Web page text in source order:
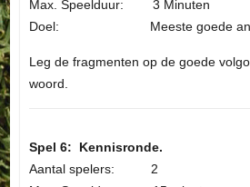
Max. Speelduur: 3 Minuten
Doel: Meeste goede
Leg de fragmenten op de goede
woord.
Spel 6: Kennisronde.
Aantal spelers: 2